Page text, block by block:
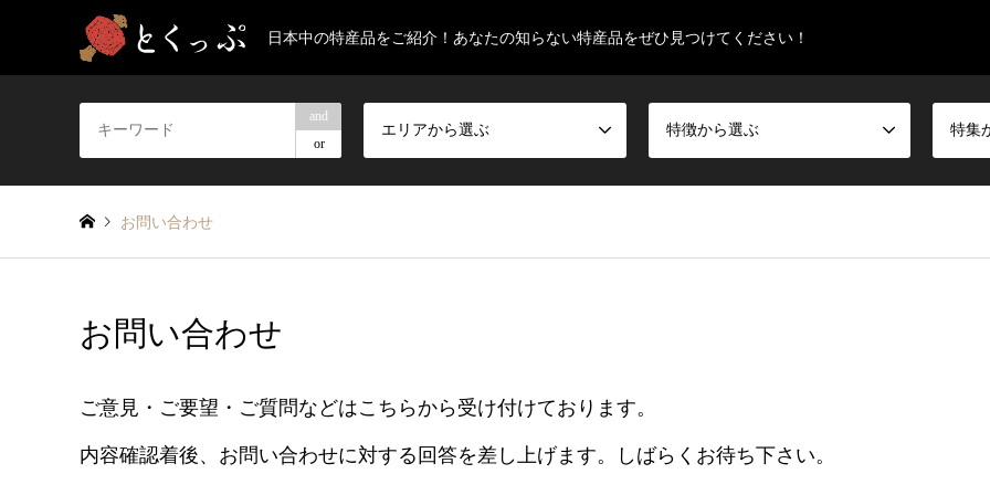
日本中の特産品をご紹介！あなたの知らない特産品をぜひ見つけてください！
and
or
エリアから選ぶ 特徴から選ぶ 特集
お問い合わせ
お問い合わせ
ご意見・ご要望・ご質問などはこちらから受け付けております。
内容確認着後、お問い合わせに対する回答を差し上げます。しばらくお待ち下さい。